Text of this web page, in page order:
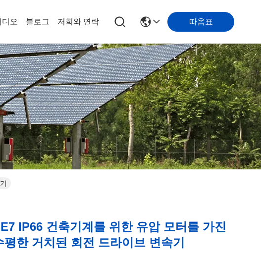
디오 블로그 저희와 연락 따옴표
IP66 건축기계를 위한 유압 모터를 가진
평한 거치된 회전 드라이브 변속기